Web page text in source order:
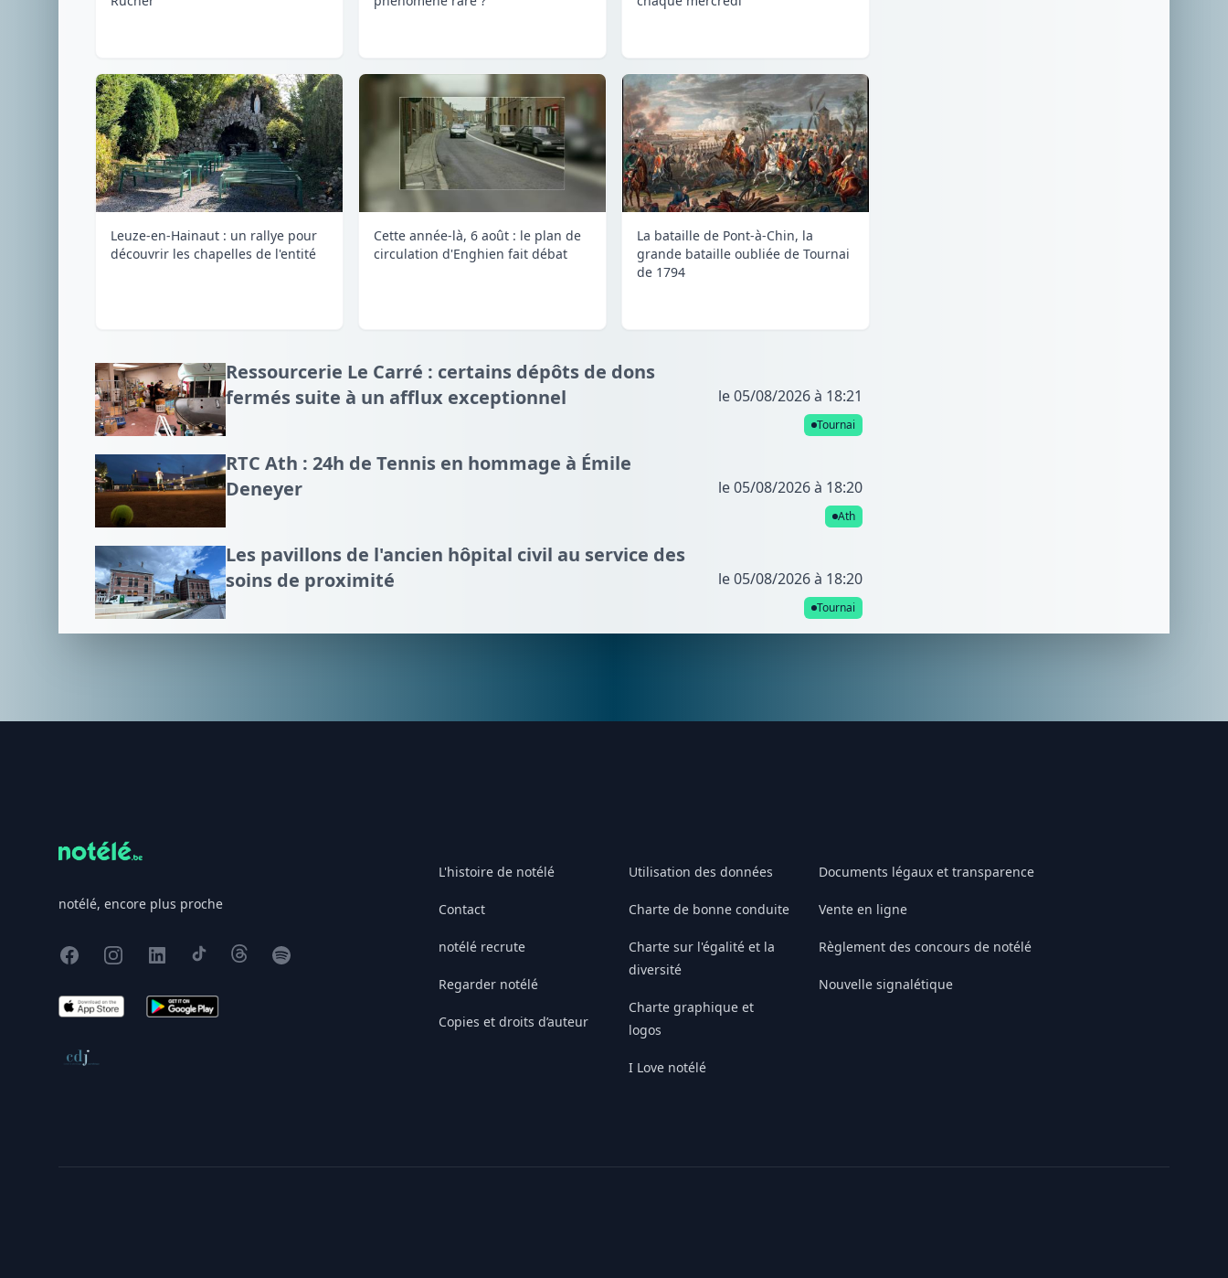
Leuze-en-Hainaut : un rallye pour
découvrir les chapelles de l'entité
Cette année-là, 6 août : le plan de
circulation d'Enghien fait débat
La bataille de Pont-à-Chin, la
grande bataille oubliée de Tournai
de 1794
Ressourcerie Le Carré : certains dépôts de dons
fermés suite à un afflux exceptionnel
le 05/08/2026 à 18:21
Tournai
RTC Ath : 24h de Tennis en hommage à Émile
Deneyer
le 05/08/2026 à 18:20
Ath
Les pavillons de l'ancien hôpital civil au service des
soins de proximité
le 05/08/2026 à 18:20
Tournai
notélé, encore plus proche
FacebookInstagram
X TikTokThreadsSpotify
App Store Google Play
Conseil de déontologie journalistique
L'histoire de notélé
Contact
notélé recrute
Regarder notélé
Copies et droits d’auteur
Utilisation des données
Charte de bonne conduite
Charte sur l'égalité et la
diversité
Charte graphique et
logos
I Love notélé
Documents légaux et transparence
Vente en ligne
Règlement des concours de notélé
Nouvelle signalétique